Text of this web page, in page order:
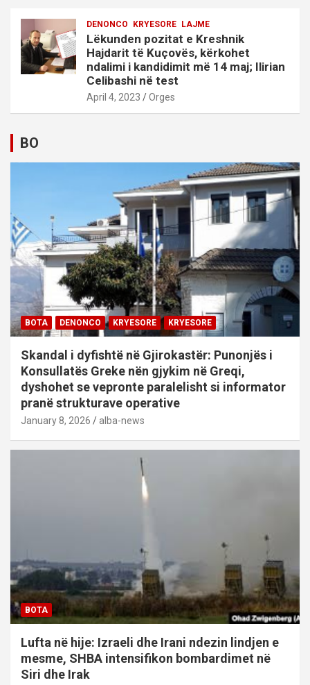
DENONCO KRYESORE LAJME
Lëkunden pozitat e Kreshnik
Hajdarit të Kuçovës, kërkohet
ndalimi i kandidimit më 14 maj; Ilirian
Celibashi në test
April 4, 2023 Orges
BO
BOTA DENONCO KRYESORE KRYESORE
Skandal i dyfishtë në Gjirokastër: Punonjës i
Konsullatës Greke nën gjykim në Greqi,
dyshohet se vepronte paralelisht si informator
pranë strukturave operative
January 8, 2026 alba-news
BOTA
Lufta në hije: Izraeli dhe Irani ndezin lindjen e
mesme, SHBA intensifikon bombardimet në
Siri dhe Irak